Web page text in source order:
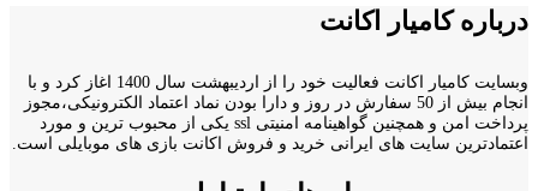
درباره کامیار اکانت
وبسایت کامیار اکانت فعالیت خود را از اردیبهشت سال 1400 اغاز کرد و با
انجام بیش از 50 سفارش در روز و دارا بودن نماد اعتماد الکترونیکی،مجوز
پرداخت امن و همچنین گواهینامه امنیتی ssl یکی از محبوب ترین و مورد
اعتمادترین سایت های ایرانی خرید و فروش اکانت بازی های موبایلی است.